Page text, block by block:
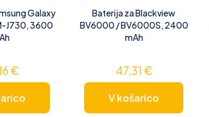
Galaxy
J730, 3600
€
Baterija za Blackview
BV6000 / BV6000S, 2400
mAh
47,31 €
V košarico